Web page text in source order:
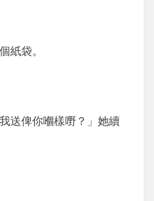
紙袋。
送俾你嗰樣嘢？」她續